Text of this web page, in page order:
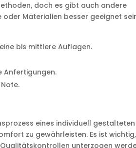
doch es gibt auch andere
Materialien besser geeignet
bis mittlere Auflagen.
Anfertigungen.
eines individuell gestalteten
zu gewährleisten. Es ist wichtig,
unterzogen